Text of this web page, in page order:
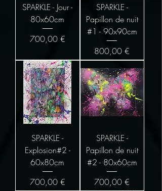
SPARKLE - Jour -
80x60cm
Prix
700,00 €
SPARKLE -
Papillon de nuit
#1 - 90x90cm
Prix
800,00 €
SPARKLE -
Explosion#2 -
60x80cm
Prix
700,00 €
SPARKLE -
Papillon de nuit
#2 - 80x60cm
Prix
700,00 €